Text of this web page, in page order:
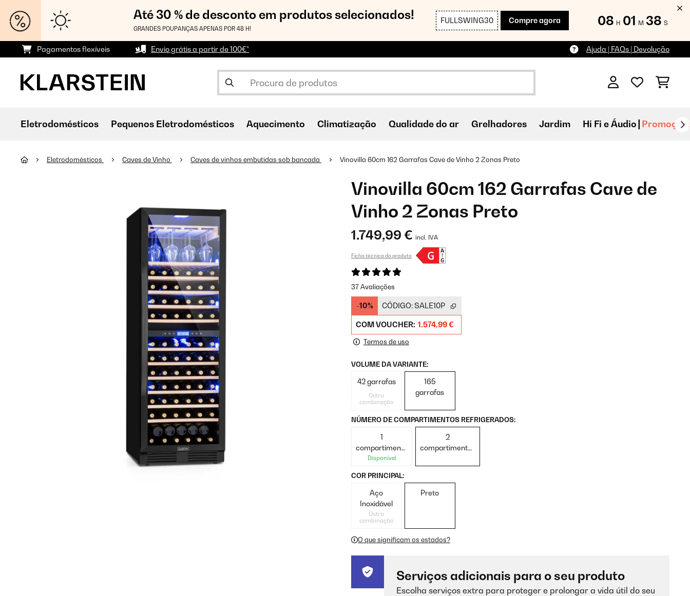
Até 30 % de desconto em produtos selecionados!
GRANDES POUPANÇAS APENAS POR 48 H!
FULLSWING30 Compre agora 08 H 01 M 37 S
Pagamentos flexíveis Envio grátis a partir de 100€* Ajuda | FAQs | Devolução
Eletrodomésticos Pequenos Eletrodomésticos Aquecimento Climatização Qualidade do ar Grelhadores Jardim Hi Fi e Áudio
Eletrodomésticos Caves de Vinho Caves de vinhos embutidas sob bancada Vinovilla 60cm 162 Garrafas Cave de Vinho 2 Zonas Preto
Vinovilla 60cm 162 Garrafas Cave de
Vinho 2 Zonas Preto
1.749,99 € incl. IVA
Ficha técnica do produto
37 Avaliações
-10% CÓDIGO:SALE10P
COM VOUCHER: 1.574,99 €
Termos de uso
VOLUME DA VARIANTE:
42 garrafas
Outra
combinação
165
garrafas
NÚMERO DE COMPARTIMENTOS REFRIGERADOS:
1
compartimento
de refrigeração
Disponível
2
compartimentos
COR PRINCIPAL:
Aço
Inoxidável
Outra
combinação
Preto
O que significam os estados?
Serviços adicionais para o seu produto
Escolha serviços extra para proteger e prolongar a vida útil do seu